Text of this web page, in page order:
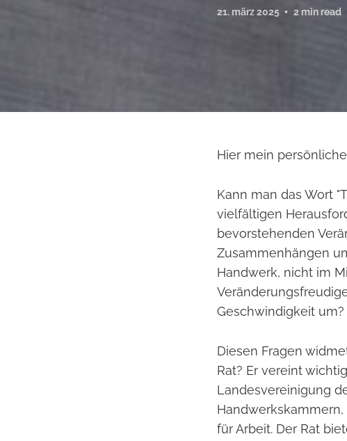
21. märz 2025 2 min read
Hier mein
Kann man das Wort
vielfältigen
bevorstehenden
Zusammenhängen
Handwerk, nicht im
Geschwindigkeit
Diesen Fragen
Rat? Er vereint
Landesvereinigung
für Arbeit. Der Rat